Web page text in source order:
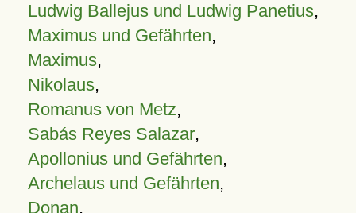
Ludwig Ballejus und Ludwig Panetius,
Maximus und Gefährten,
Maximus,
Nikolaus,
Romanus von Metz,
Sabás Reyes Salazar,
Apollonius und Gefährten,
Archelaus und Gefährten,
Donan,